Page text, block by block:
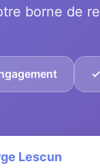
borne de
Lescun